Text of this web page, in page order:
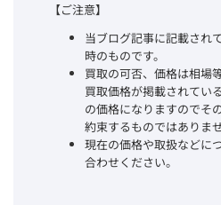
【ご注意】
当ブログ記事に記載され
時のものです。
買取の可否、価格は相場
買取価格が掲載されてい
の価格になりますのでそ
約束するものではありませ
現在の価格や取扱などに
合わせください。